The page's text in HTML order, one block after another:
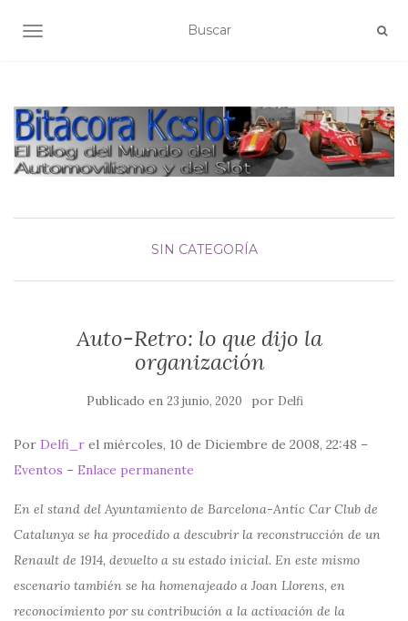
ALTERNAR NAVEGACIÓN
SIN CATEGORÍA
Auto-Retro: lo que dijo la
organización
Publicado en 23 junio, 2020 por Delfi
Por Delfi_r el miércoles, 10 de Diciembre de 2008, 22:48 –
Eventos – Enlace permanente
En el stand del Ayuntamiento de Barcelona-Antic Car Club de
Catalunya se ha procedido a descubrir la reconstrucción de un
Renault de 1914, devuelto a su estado inicial. En este mismo
escenario también se ha homenajeado a Joan Llorens, en
reconocimiento por su contribución a la activación de la